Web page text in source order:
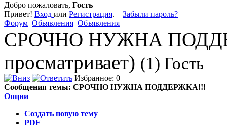
Добро пожаловать, Гость
Привет! Вход или Регистрация. Забыли пароль?
Форум Обьявления Объявления
СРОЧНО НУЖНА
просматривает) (1) Гость
Избранное: 0
Сообщения темы: СРОЧНО НУЖНА ПОДДЕРЖКА!!!
Опции
Создать новую тему
PDF